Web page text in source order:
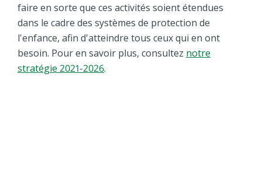
faire en sorte que ces activités soient étendues
dans le cadre des systèmes de protection de
l'enfance, afin d'atteindre tous ceux qui en ont
besoin. Pour en savoir plus, consultez notre
stratégie 2021-2026.